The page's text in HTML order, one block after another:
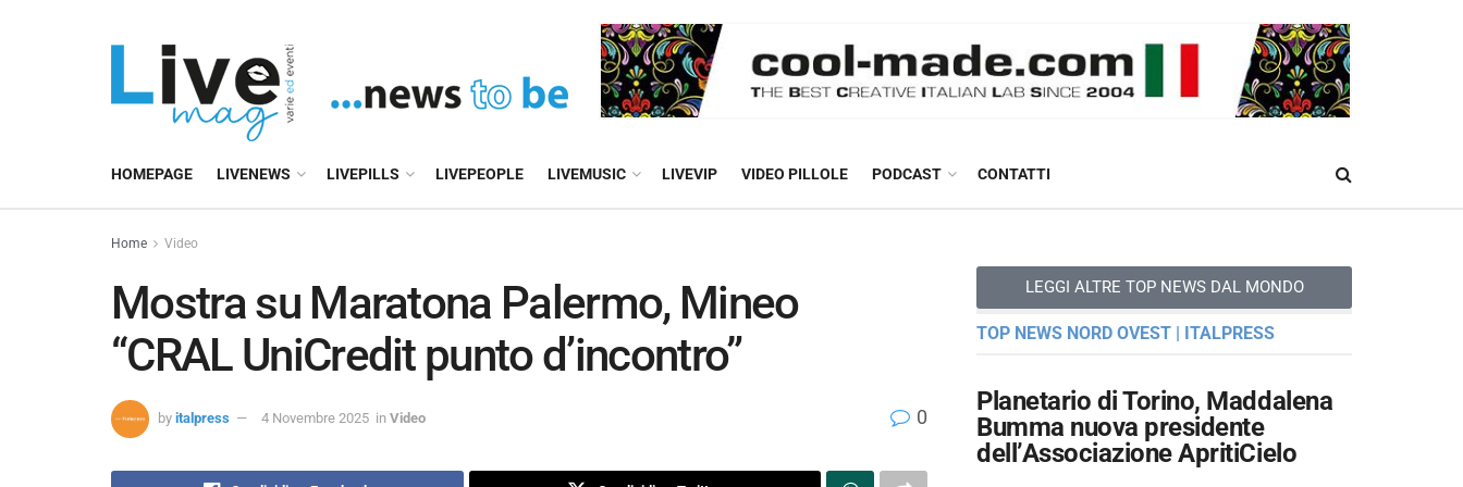
HOMEPAGE LIVENEWS LIVEPILLS LIVEPEOPLE LIVEMUSIC LIVEVIP VIDEO PILLOLE PODCAST CONTATTI
Home Video
Mostra su Maratona Palermo, Mineo
“CRAL UniCredit punto d’incontro”
by italpress 4 Novembre 2025 in Video 0
LEGGI ALTRE TOP NEWS DAL MONDO
TOP NEWS NORD OVEST | ITALPRESS
Planetario di Torino, Maddalena
Bumma nuova presidente
dell’Associazione ApritiCielo